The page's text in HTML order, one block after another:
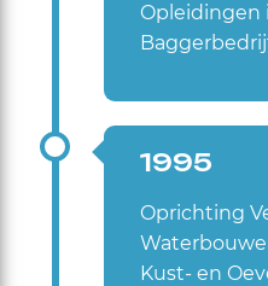
Opleidingen
1995
Oprichting
Kust- en